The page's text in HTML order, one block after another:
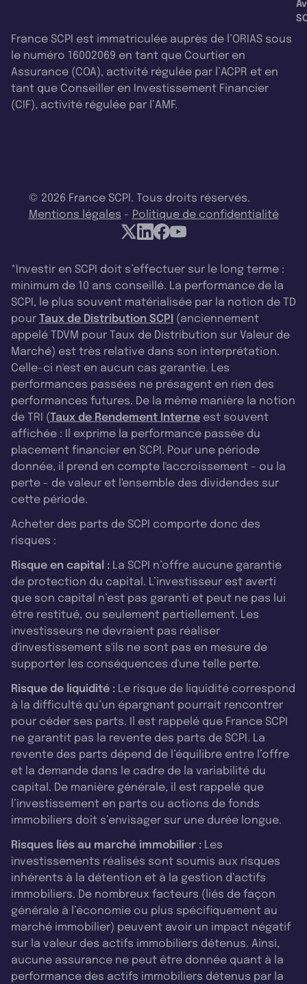
France SCPI est immatriculée auprès de l’ORIAS sous
le numéro 16002069 en tant que Courtier en
Assurance (COA), activité régulée par l’ACPR et en
tant que Conseiller en Investissement Financier
(CIF), activité régulée par l’AMF.
© 2026 France SCPI. Tous droits réservés.
Mentions légales - Politique de confidentialité
*Investir en SCPI doit s’effectuer sur le long terme :
minimum de 10 ans conseillé. La performance de la
SCPI, le plus souvent matérialisée par la notion de TD
pour Taux de Distribution SCPI (anciennement
appelé TDVM pour Taux de Distribution sur Valeur de
Marché) est très relative dans son interprétation.
Celle-ci n'est en aucun cas garantie. Les
performances passées ne présagent en rien des
performances futures. De la même manière la notion
de TRI (Taux de Rendement Interne est souvent
affichée : Il exprime la performance passée du
placement financier en SCPI. Pour une période
donnée, il prend en compte l'accroissement - ou la
perte - de valeur et l'ensemble des dividendes sur
cette période.
Acheter des parts de SCPI comporte donc des
risques :
Risque en capital : La SCPI n’offre aucune garantie
de protection du capital. L’investisseur est averti
que son capital n’est pas garanti et peut ne pas lui
être restitué, ou seulement partiellement. Les
investisseurs ne devraient pas réaliser
d'investissement s'ils ne sont pas en mesure de
supporter les conséquences d'une telle perte.
Risque de liquidité : Le risque de liquidité correspond
à la difficulté qu’un épargnant pourrait rencontrer
pour céder ses parts. Il est rappelé que France SCPI
ne garantit pas la revente des parts de SCPI. La
revente des parts dépend de l’équilibre entre l’offre
et la demande dans le cadre de la variabilité du
capital. De manière générale, il est rappelé que
l’investissement en parts ou actions de fonds
immobiliers doit s’envisager sur une durée longue.
Risques liés au marché immobilier : Les
investissements réalisés sont soumis aux risques
inhérents à la détention et à la gestion d’actifs
immobiliers. De nombreux facteurs (liés de façon
générale à l’économie ou plus spécifiquement au
marché immobilier) peuvent avoir un impact négatif
sur la valeur des actifs immobiliers détenus. Ainsi,
aucune assurance ne peut être donnée quant à la
performance des actifs immobiliers détenus par la